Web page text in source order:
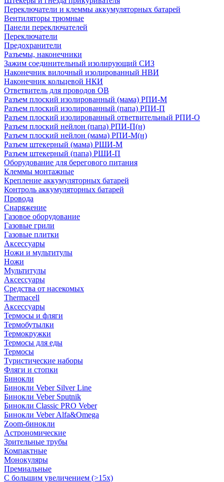
Переключатели и клеммы аккумуляторных батарей
Вентиляторы трюмные
Панели переключателей
Переключатели
Предохранители
Разъемы, наконечники
Зажим соединительный изолирующий СИЗ
Наконечник вилочный изолированный НВИ
Наконечник кольцевой НКИ
Ответвитель для проводов ОВ
Разъем плоский изолированный (мама) РПИ-М
Разъем плоский изолированный (папа) РПИ-П
Разъем плоский изолированный ответвительный РПИ-О
Разъем плоский нейлон (папа) РПИ-П(н)
Разъем плоский нейлон (мама) РПИ-М(н)
Разъем штекерный (мама) РШИ-М
Разъем штекерный (папа) РШИ-П
Оборудование для берегового питания
Клеммы монтажные
Крепление аккумуляторных батарей
Контроль аккумуляторных батарей
Провода
Снаряжение
Газовое оборудование
Газовые грили
Газовые плитки
Аксессуары
Ножи и мультитулы
Ножи
Мультитулы
Аксессуары
Средства от насекомых
Thermacell
Аксессуары
Термосы и фляги
Термобутылки
Термокружки
Термосы для еды
Термосы
Туристические наборы
Фляги и стопки
Бинокли
Бинокли Veber Silver Line
Бинокли Veber Sputnik
Бинокли Classic PRO Veber
Бинокли Veber Alfa&Omega
Zoom-бинокли
Астрономические
Зрительные трубы
Компактные
Монокуляры
Премиальные
С большим увеличением (>15x)